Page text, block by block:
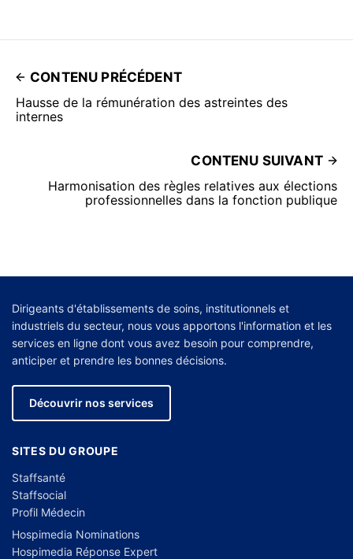
CONTENU PRÉCÉDENT
Hausse de la rémunération des astreintes des
internes
CONTENU SUIVANT
Harmonisation des règles relatives aux élections
professionnelles dans la fonction publique
Dirigeants d'établissements de soins, institutionnels et
industriels du secteur, nous vous apportons l'information et les
services en ligne dont vous avez besoin pour comprendre,
anticiper et prendre les bonnes décisions.
Découvrir nos services
SITES DU GROUPE
Staffsanté
Staffsocial
Profil Médecin
Hospimedia Nominations
Hospimedia Réponse Expert